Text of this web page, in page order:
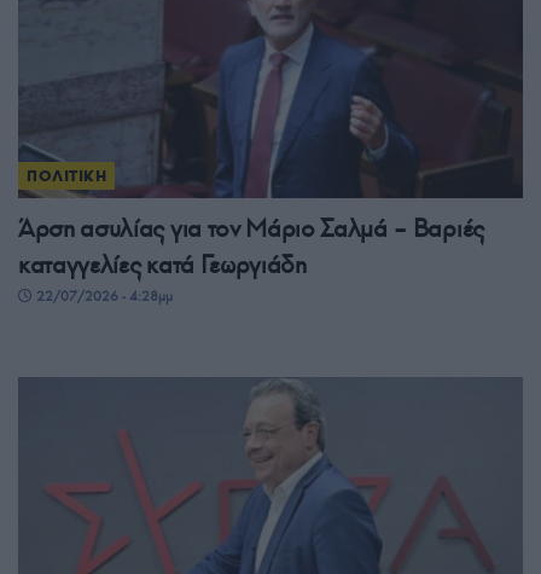
ΠΟΛΙΤΙΚΗ
Άρση ασυλίας για τον Μάριο Σαλμά – Βαριές
καταγγελίες κατά Γεωργιάδη
22/07/2026 - 4:28μμ